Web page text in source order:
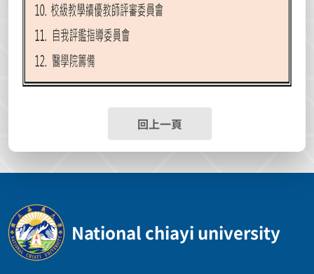
回上一頁
National chiayi university